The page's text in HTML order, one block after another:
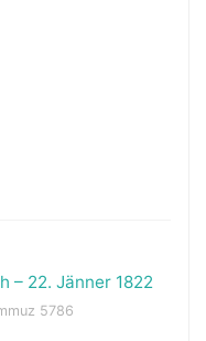
– 22. Jänner 1822
5786